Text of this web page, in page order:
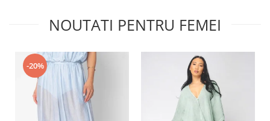
NOUTATI PENTRU FEMEI
-20%